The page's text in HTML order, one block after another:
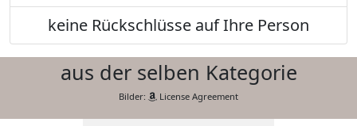
keine Rückschlüsse auf Ihre Person
aus der selben Kategorie
Bilder: License Agreement